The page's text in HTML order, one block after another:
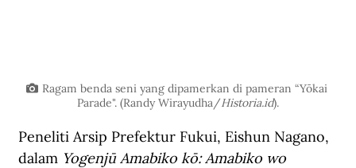
Ragam benda seni yang dipamerkan di pameran “Yōkai
Parade". (Randy Wirayudha/Historia.id).
Peneliti Arsip Prefektur Fukui, Eishun Nagano,
dalam Yogenjū Amabiko kō: Amabiko wo